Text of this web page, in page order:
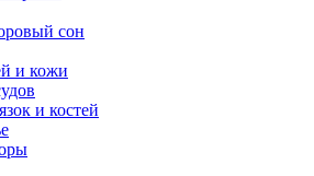
сон
и кожи
и костей